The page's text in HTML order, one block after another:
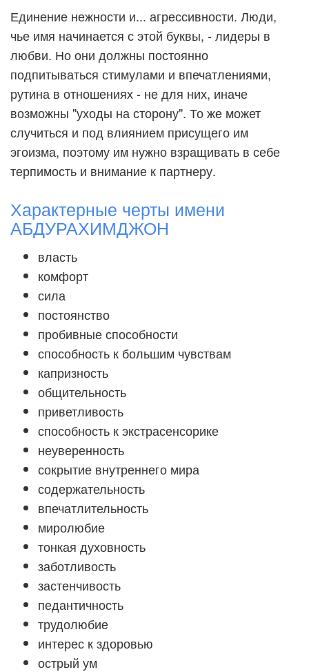
Единение нежности и... агрессивности. Люди,
чье имя начинается с этой буквы, - лидеры в
любви. Но они должны постоянно
подпитываться стимулами и впечатлениями,
рутина в отношениях - не для них, иначе
возможны "уходы на сторону". То же может
случиться и под влиянием присущего им
эгоизма, поэтому им нужно взращивать в себе
терпимость и внимание к партнеру.
Характерные черты имени
АБДУРАХИМДЖОН
власть
комфорт
сила
постоянство
пробивные способности
способность к большим чувствам
капризность
общительность
приветливость
способность к экстрасенсорике
неуверенность
сокрытие внутреннего мира
содержательность
впечатлительность
миролюбие
тонкая духовность
заботливость
застенчивость
педантичность
трудолюбие
интерес к здоровью
острый ум